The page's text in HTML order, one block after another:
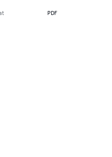
PDF